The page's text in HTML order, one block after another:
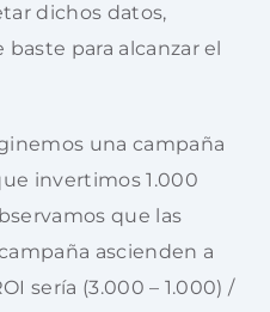
dichos datos,
para alcanzar el
una campaña
invertimos 1.000
que las
ascienden a
sería (3.000 – 1.000) /